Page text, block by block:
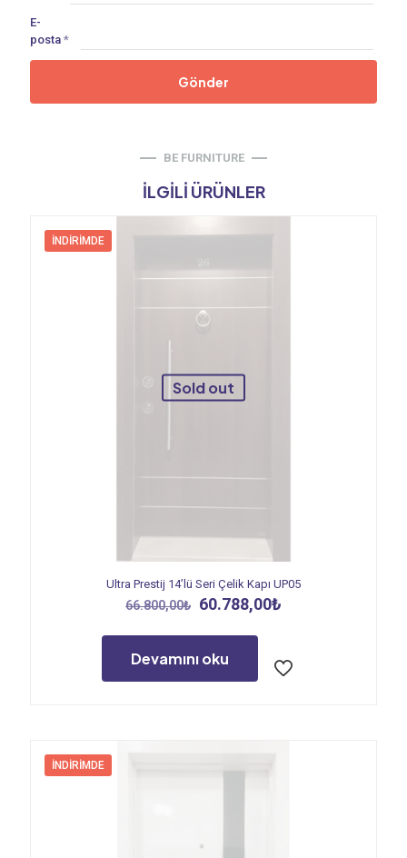
E-
posta *
BE FURNITURE
İLGILI ÜRÜNLER
İNDIRIMDE
Sold out
Ultra Prestij 14’lü Seri Çelik Kapı UP05
66.800,00₺ Orijinal
66.800,00₺.
60.788,00₺
Devamını oku
İNDIRIMDE